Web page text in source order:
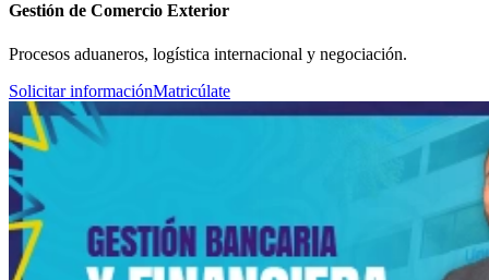
Gestión de Comercio Exterior
Procesos aduaneros, logística internacional y negociación.
Solicitar informaciónMatricúlate